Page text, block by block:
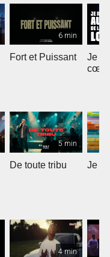
6 min
Fort et Puissant
Je
cœur
5 min
De toute tribu Je
4 min